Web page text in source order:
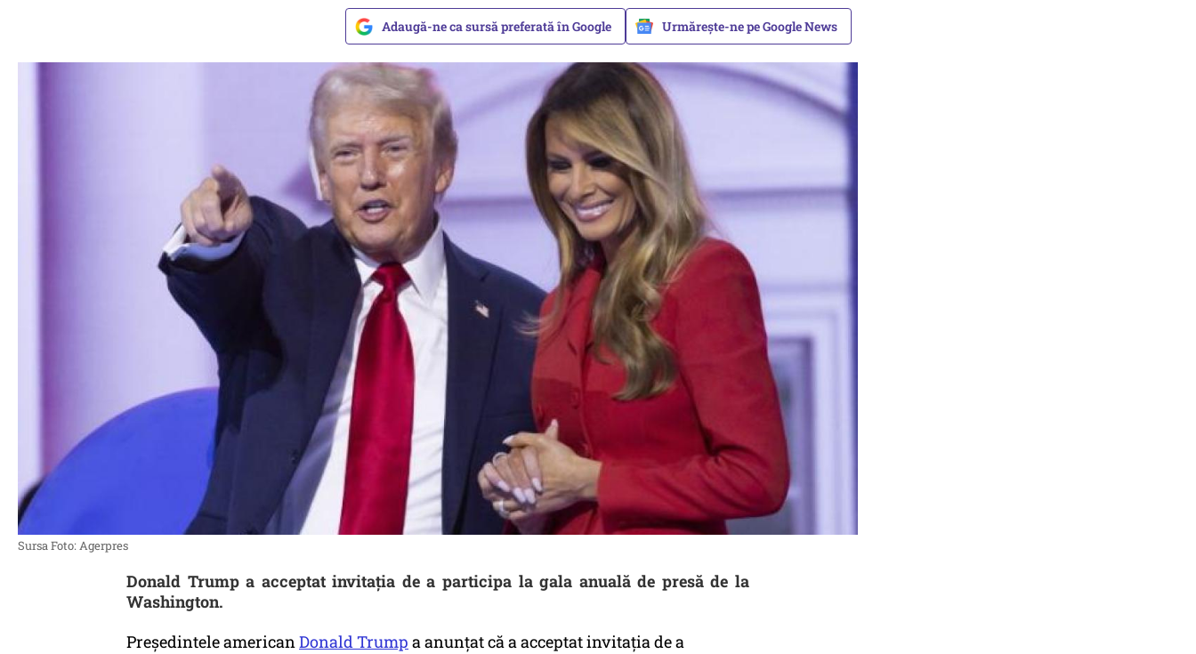
Adaugă-ne ca sursă preferată în Google Urmărește-ne pe Google News
Sursa Foto: Agerpres
Donald Trump a acceptat invitația de a participa la gala anuală de presă de la
Washington.
Preşedintele americanDonald Trump a anunţat că a acceptat invitaţia de a